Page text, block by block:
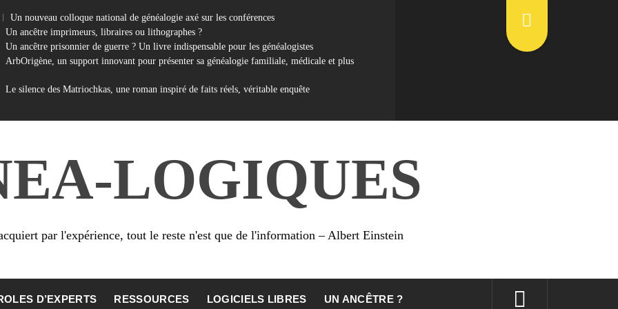
Un nouveau colloque national de généalogie axé sur les conférences
Un ancêtre imprimeurs, libraires ou lithographes ?
Un ancêtre prisonnier de guerre ? Un livre indispensable pour les généalogistes
ArbOrigène, un support innovant pour présenter sa généalogie familiale, médicale et plus
Le silence des Matriochkas, une roman inspiré de faits réels, véritable enquête
LOGIQUES
par l'expérience, tout le reste n'est que de l'information – Albert Einstein
D’EXPERTS RESSOURCES LOGICIELS LIBRES UN ANCÊTRE ?